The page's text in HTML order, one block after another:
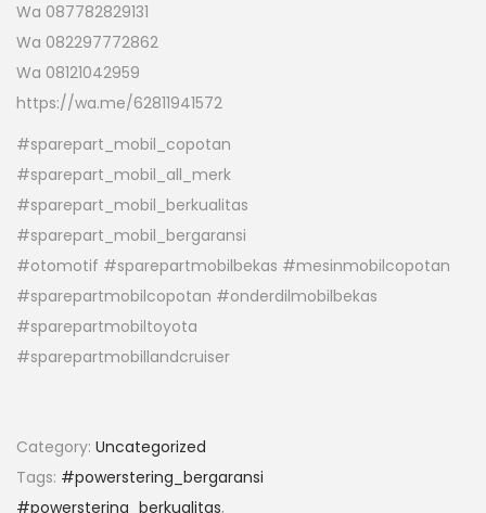
Wa 087782829131
Wa 082297772862
Wa 08121042959
https://wa.me/62811941572
#sparepart_mobil_copotan
#sparepart_mobil_all_merk
#sparepart_mobil_berkualitas
#sparepart_mobil_bergaransi
#otomotif #sparepartmobilbekas #mesinmobilcopotan
#sparepartmobilcopotan #onderdilmobilbekas
#sparepartmobiltoyota
#sparepartmobillandcruiser
Category: Uncategorized
Tags: #powerstering_bergaransi
#powerstering_berkualitas,